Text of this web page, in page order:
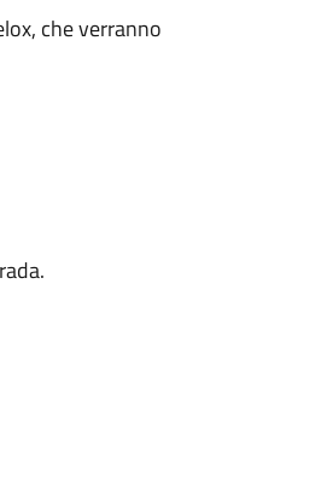
che verranno